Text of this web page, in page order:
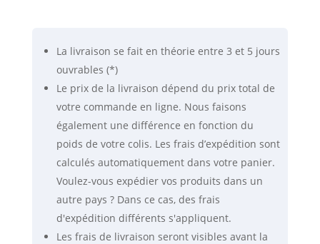
La livraison se fait en théorie entre 3 et 5 jours
ouvrables (*)
Le prix de la livraison dépend du prix total de
votre commande en ligne. Nous faisons
également une différence en fonction du
poids de votre colis. Les frais d’expédition sont
calculés automatiquement dans votre panier.
Voulez-vous expédier vos produits dans un
autre pays ? Dans ce cas, des frais
d'expédition différents s'appliquent.
Les frais de livraison seront visibles avant la